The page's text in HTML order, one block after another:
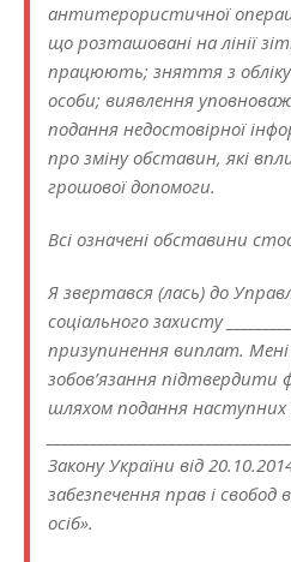
антитерористичної
що розташовані на лінії
працюють; зняття з
особи; виявлення
подання недостовірної
про зміну обставин, які
грошової допомоги.
Всі означені обставини
Я звертався (лась) до
соціального захисту
призупинення виплат.
зобов’язання
шляхом подання наступних
Закону України від
забезпечення прав і
осіб».